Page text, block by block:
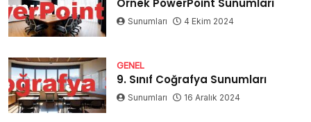
Örnek PowerPoint Sunumları
Sunumları 4 Ekim 2024
GENEL
9. Sınıf Coğrafya Sunumları
Sunumları 16 Aralık 2024